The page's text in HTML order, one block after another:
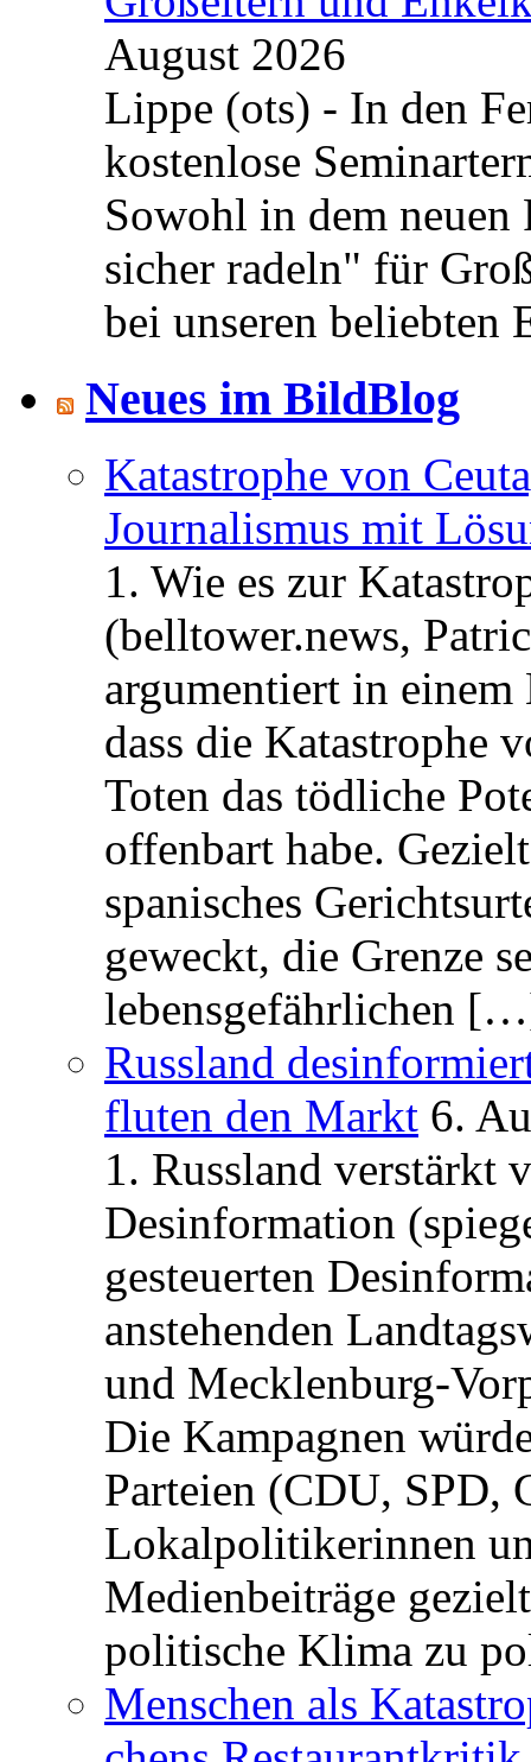
August 2026
Lippe (ots) - In den
kostenlose
Sowohl in dem neuen
sicher radeln" für
bei unseren beliebten
Neues im BildBlog
Katastrophe von
Journalismus mit
1. Wie es zur
(belltower.news,
argumentiert in
dass die Katastrophe
Toten das tödliche
offenbart habe.
spanisches
geweckt, die Grenze
lebensgefährlichen
Russland
fluten den Markt 6.
1. Russland verstärkt
Desinformation
gesteuerten
anstehenden
und Mecklenburg-
Die Kampagnen
Parteien (CDU, SPD,
Lokalpolitikerinnen
Medienbeiträge
politische Klima zu
Menschen als